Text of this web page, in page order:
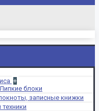
+
блоки
записные книжки